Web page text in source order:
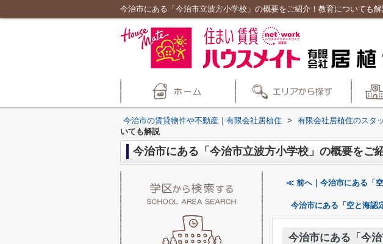
今治市にある「今治市立波方小学校」の概要をご紹介！教育についても
今治市の賃貸物件や不動産｜有限会社居植住 > 有限会社居植住のスタ
いても解説
今治市にある「今治市立波方小学校」の概要をご
≪ 前へ｜今治市にある「
今治市にある「空と海認
今治市にある「今